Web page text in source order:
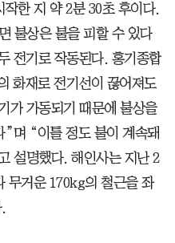
한 지 약 2분 30초 후이다.
불상은 불을 피할 수 있다
전기로 작동된다. 홍기종합
화재로 전기선이 끊어져도
가 가동되기 때문에 불상을
며 “이틀 정도 불이 계속돼
설명했다. 해인사는 지난 2
무거운 170kg의 철근을 좌